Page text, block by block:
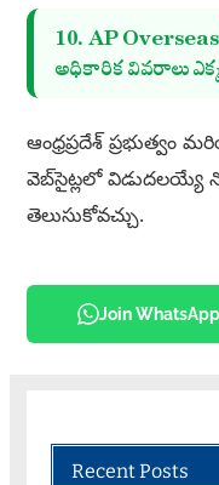
10. AP
అధికారిక వివరాలు
ఆంధ్రప్రదేశ్ ప్రభుత్వం
వెబ్‌సైట్లలో విడుదలయ్యే
తెలుసుకోవచ్చు.
Join WhatsApp
Recent Posts